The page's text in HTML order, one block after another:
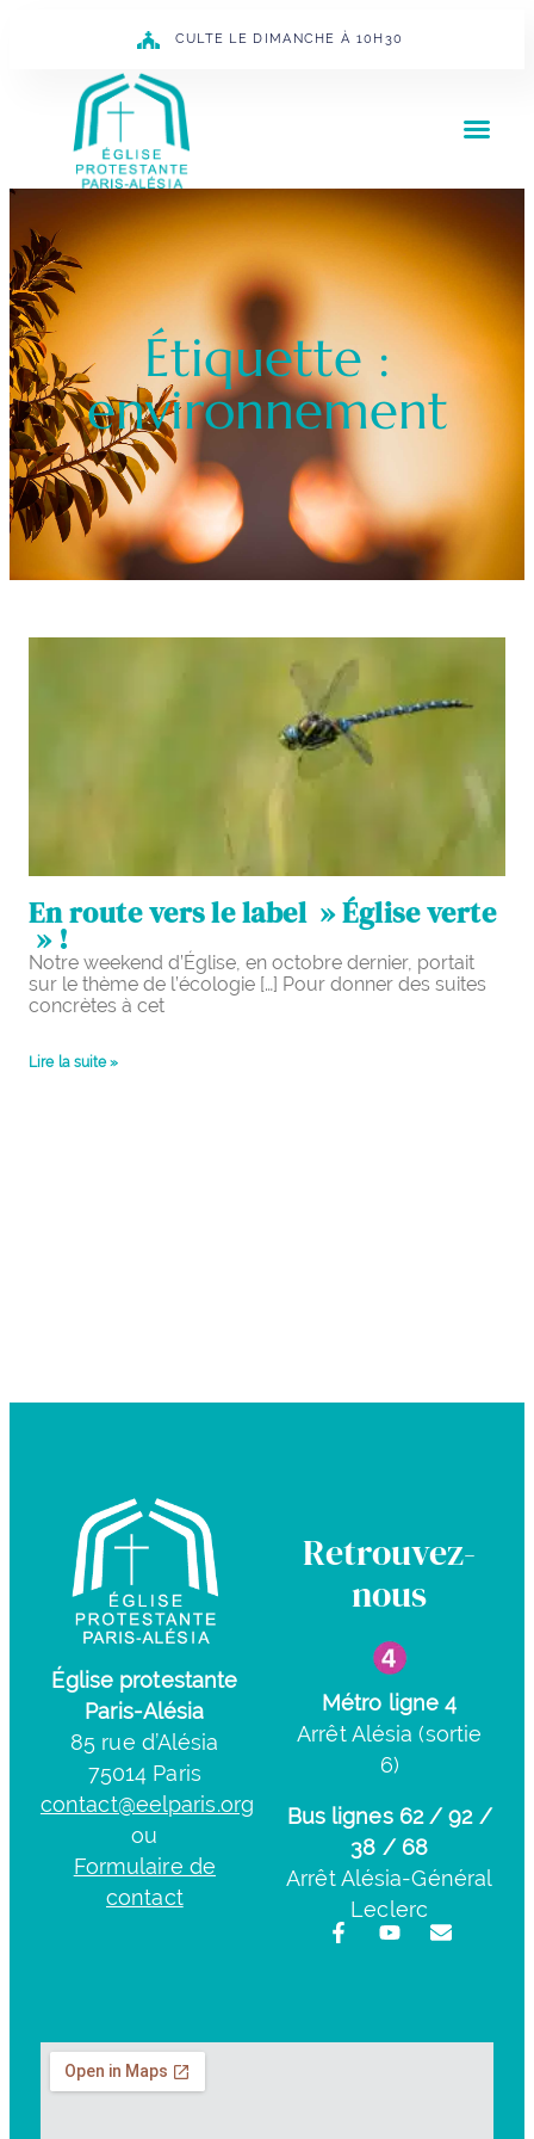
CULTE LE DIMANCHE À 10H30
Étiquette :
environnement
En route vers le label » Église verte
» !
Notre weekend d’Église, en octobre dernier, portait
sur le thème de l’écologie […] Pour donner des suites
concrètes à cet
Lire la suite »
Église protestante
Paris-Alésia
85 rue d’Alésia
75014 Paris
contact@eelparis.org
ou
Formulaire de
contact
Retrouvez-
nous
Métro ligne 4
Arrêt Alésia (sortie
6)
Bus lignes 62 / 92 /
38 / 68
Arrêt Alésia-Général
Leclerc